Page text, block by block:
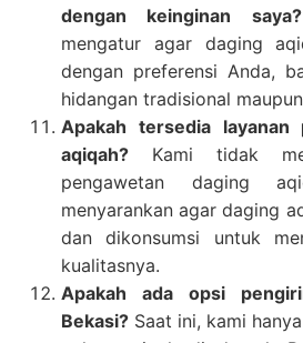
dengan keinginan saya?
mengatur agar daging
dengan preferensi Anda,
hidangan tradisional
Apakah tersedia layanan
aqiqah? Kami tidak
pengawetan daging
menyarankan agar daging
dan dikonsumsi untuk
kualitasnya.
Apakah ada opsi
Bekasi? Saat ini, kami